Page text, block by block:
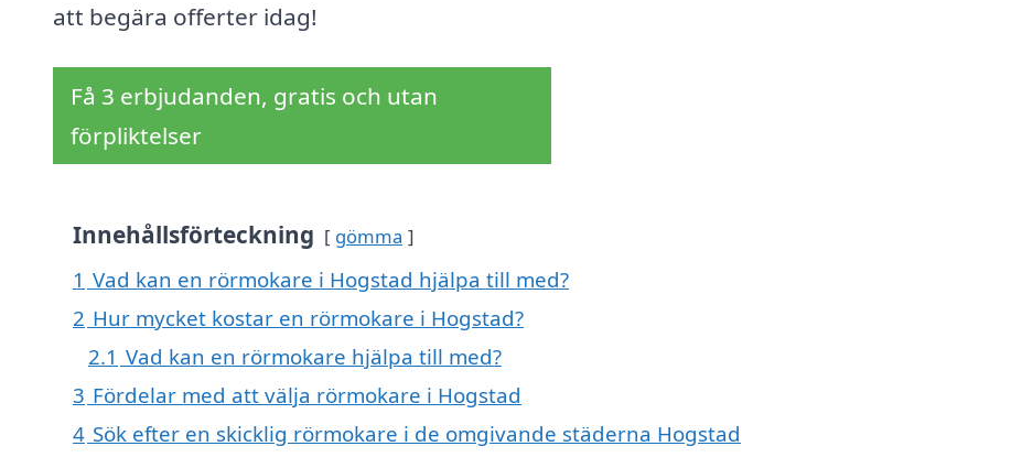
att begära offerter idag!
Få 3 erbjudanden, gratis och utan
förpliktelser
Innehållsförteckning gömma
1 Vad kan en rörmokare i Hogstad hjälpa till med?
2 Hur mycket kostar en rörmokare i Hogstad?
2.1 Vad kan en rörmokare hjälpa till med?
3 Fördelar med att välja rörmokare i Hogstad
4 Sök efter en skicklig rörmokare i de omgivande städerna Hogstad